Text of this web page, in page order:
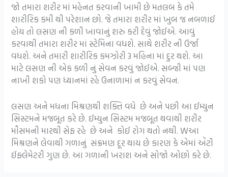
જો તમારા શરીર માં મહેનત કરવાની ખામી છે મતલબ કે તમે
શારીરિક કમી થી પરેશાન છો. જે તમારા શરીર માં ખુબ જ નબળાઈ
હોય તો લસણ ની કળી ખાવાનું શરુ કરી દેવું જોઈએ. આવું
કરવાથી તમારા શરીર માં સ્ટેમિના વધશે. સાથે શરીર ની ઉર્જા
વધશે. અને તમારી શારીરિક કમઝોરી 3 મહિના માં દુર થશે. આ
માટે લસણ ની એક કળી નું સેવન કરવું જોઈએ. સબ્જી માં પણ
નાખી શકો પણ ધ્યાનમાં રહે ઉનાળામાં ન કરવું સેવન.
લસણ અને મધના મિશ્રણથી શક્તિ વધે છે અને પછી આ ઈમ્યુન
સિસ્ટમને મજબૂત કરે છે. ઈમ્યુન સિસ્ટમ મજબૂત થવાથી શરીર
મૌસમની મારથી સેફ રહે છે અને કોઈ રોગ થતો નથી. Wઆ
મિશ્રણને લેવાથી ગળાનું સંક્રમણ દૂર થાય છે કારણ કે એમાં એંટી
ઈંફ્લેમેટરી ગુણ છે. આ ગળાની ખરાશ અને સોજો ઓછો કરે છે.